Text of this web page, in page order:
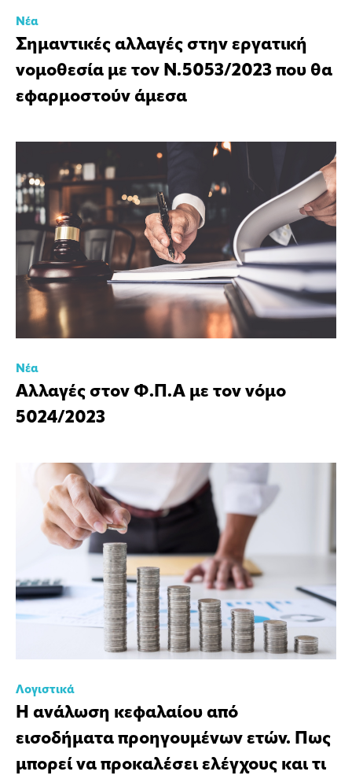
Νέα
Σημαντικές αλλαγές στην εργατική
νομοθεσία με τον Ν.5053/2023 που θα
εφαρμοστούν άμεσα
Νέα
Αλλαγές στον Φ.Π.Α με τον νόμο
5024/2023
Λογιστικά
Η ανάλωση κεφαλαίου από
εισοδήματα προηγουμένων ετών. Πως
μπορεί να προκαλέσει ελέγχους και τι